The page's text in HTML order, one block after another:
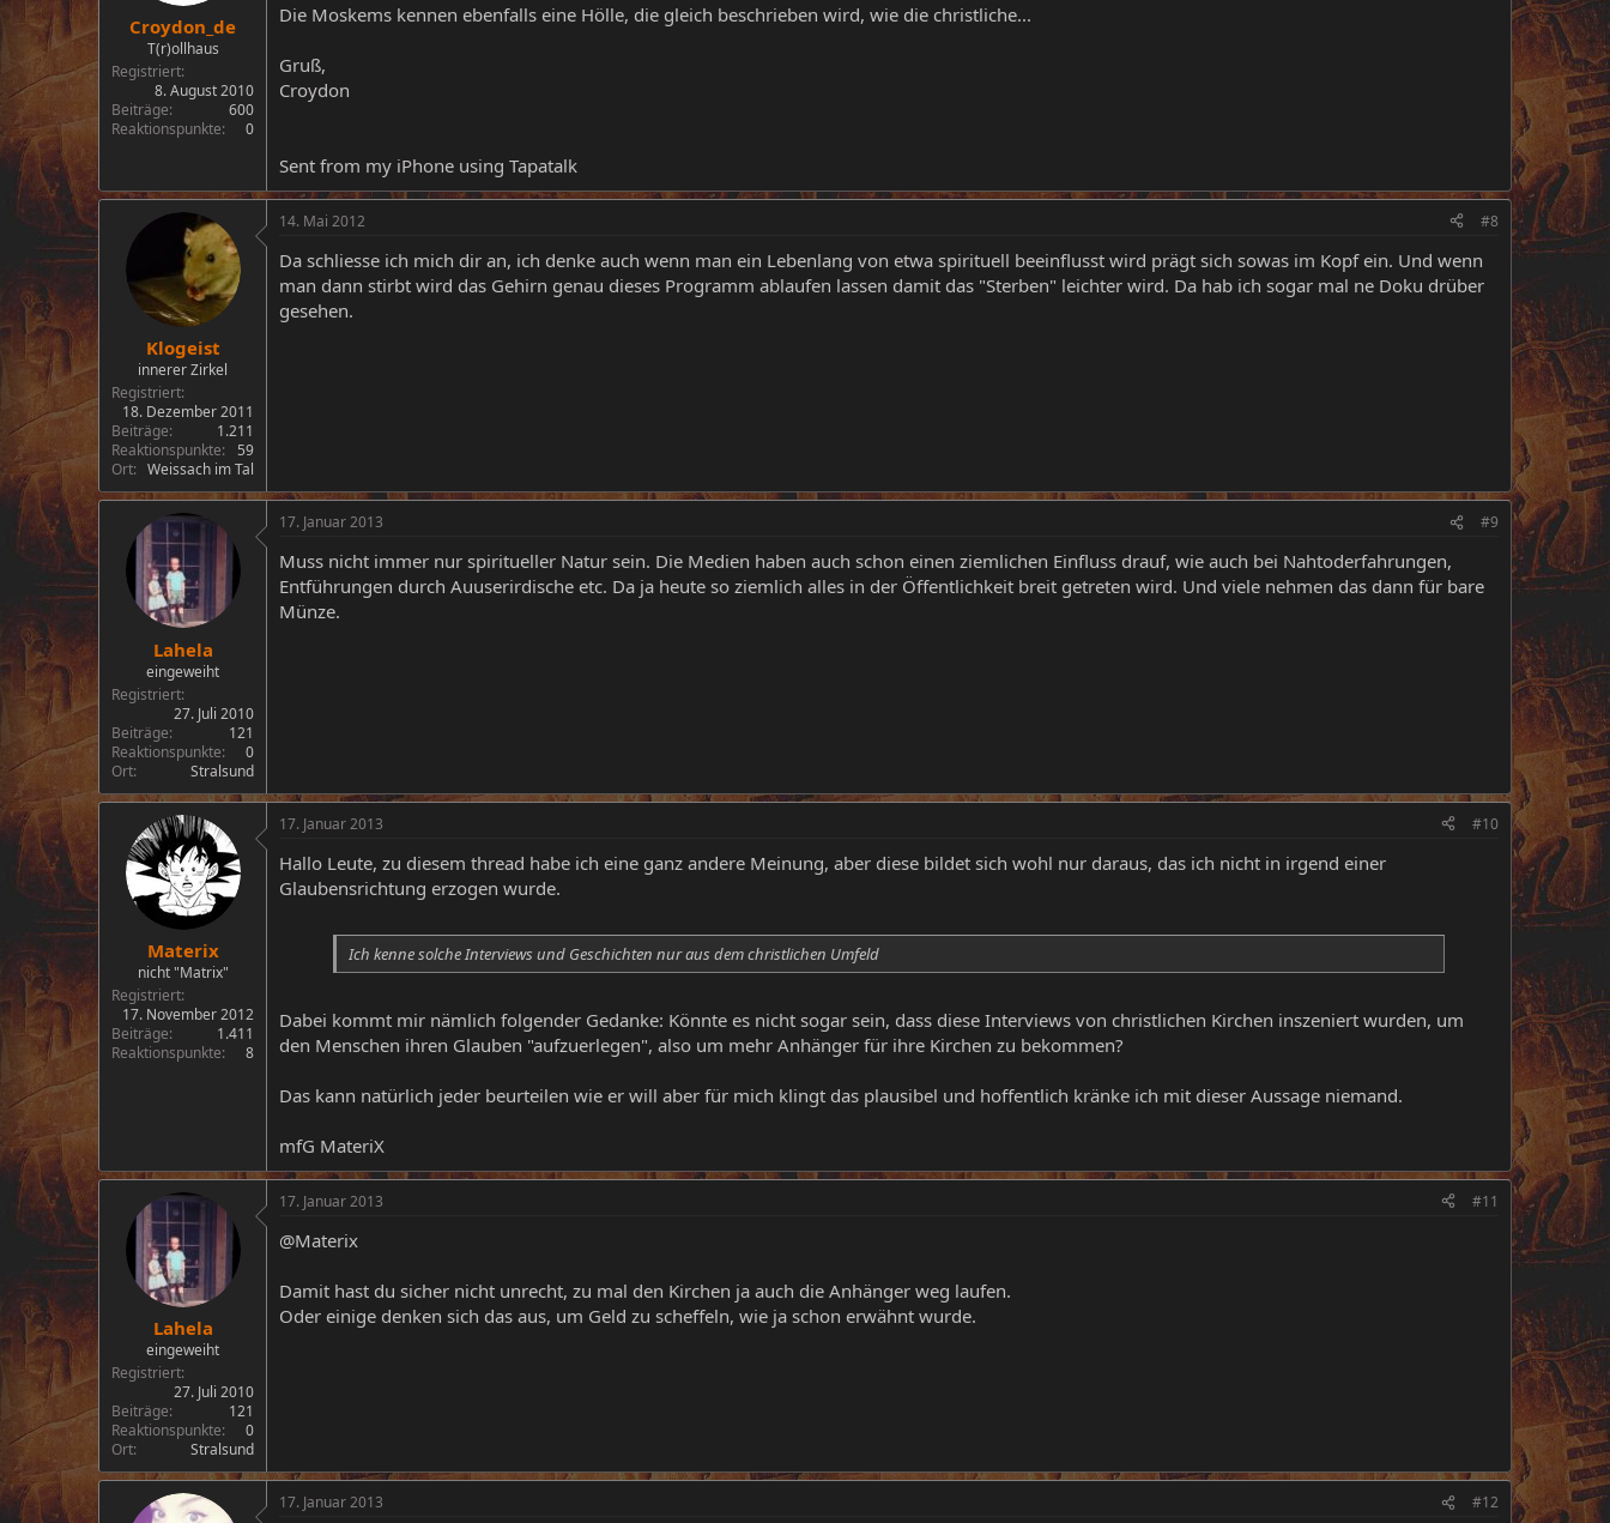
Croydon_de
T(r)ollhaus
Registriert
8. August 2010
Beiträge
600
Reaktionspunkte
0
Die Moskems kennen ebenfalls eine Hölle, die gleich beschrieben wird, wie die christliche...
Gruß,
Croydon
Sent from my iPhone using Tapatalk
Klogeist
innerer Zirkel
Registriert
18. Dezember 2011
Beiträge
1.211
Reaktionspunkte
59
Ort
Weissach im Tal
14. Mai 2012 #8
Da schliesse ich mich dir an, ich denke auch wenn man ein Lebenlang von etwa spirituell beeinflusst wird prägt sich sowas im Kopf ein. Und wenn
man dann stirbt wird das Gehirn genau dieses Programm ablaufen lassen damit das "Sterben" leichter wird. Da hab ich sogar mal ne Doku drüber
gesehen.
Lahela
eingeweiht
Registriert
27. Juli 2010
Beiträge
121
Reaktionspunkte
0
Ort
Stralsund
17. Januar 2013 #9
Muss nicht immer nur spiritueller Natur sein. Die Medien haben auch schon einen ziemlichen Einfluss drauf, wie auch bei Nahtoderfahrungen,
Entführungen durch Auuserirdische etc. Da ja heute so ziemlich alles in der Öffentlichkeit breit getreten wird. Und viele nehmen das dann für bare
Münze.
Materix
nicht "Matrix"
Registriert
17. November 2012
Beiträge
1.411
Reaktionspunkte
8
17. Januar 2013 #10
Hallo Leute, zu diesem thread habe ich eine ganz andere Meinung, aber diese bildet sich wohl nur daraus, das ich nicht in irgend einer
Glaubensrichtung erzogen wurde.
Ich kenne solche Interviews und Geschichten nur aus dem christlichen Umfeld
Dabei kommt mir nämlich folgender Gedanke: Könnte es nicht sogar sein, dass diese Interviews von christlichen Kirchen inszeniert wurden, um
den Menschen ihren Glauben "aufzuerlegen", also um mehr Anhänger für ihre Kirchen zu bekommen?
Das kann natürlich jeder beurteilen wie er will aber für mich klingt das plausibel und hoffentlich kränke ich mit dieser Aussage niemand.
mfG MateriX
Lahela
eingeweiht
Registriert
27. Juli 2010
Beiträge
121
Reaktionspunkte
0
Ort
Stralsund
17. Januar 2013 #11
@Materix
Damit hast du sicher nicht unrecht, zu mal den Kirchen ja auch die Anhänger weg laufen.
Oder einige denken sich das aus, um Geld zu scheffeln, wie ja schon erwähnt wurde.
17. Januar 2013 #12